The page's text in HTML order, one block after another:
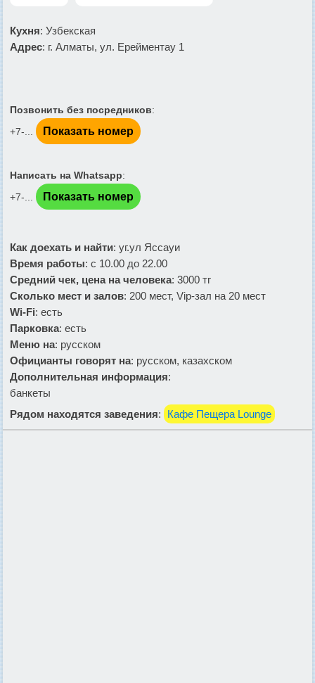
Кухня: Узбекская
Адрес: г. Алматы, ул. Ерейментау 1
Позвонить без посредников:
+7-...
Показать номер
Написать на Whatsapp:
+7-...
Показать номер
Как доехать и найти: уг.ул Яссауи
Время работы: с 10.00 до 22.00
Средний чек, цена на человека: 3000 тг
Сколько мест и залов: 200 мест, Vip-зал на 20 мест
Wi-Fi: есть
Парковка: есть
Меню на: русском
Официанты говорят на: русском, казахском
Дополнительная информация:
банкеты
Рядом находятся заведения: Кафе Пещера Lounge